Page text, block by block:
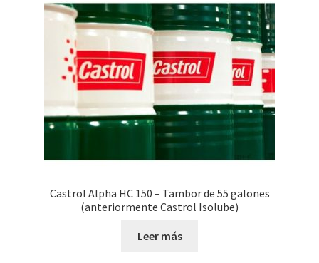
Castrol Alpha HC 150 – Tambor de 55 galones
(anteriormente Castrol Isolube)
Leer más